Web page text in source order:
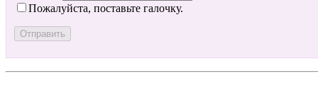
Пожалуйста, поставьте галочку.